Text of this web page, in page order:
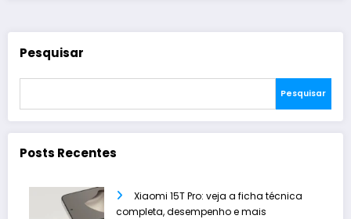
Pesquisar
Pesquisar
Posts Recentes
Xiaomi 15T Pro: veja a ficha técnica
completa, desempenho e mais